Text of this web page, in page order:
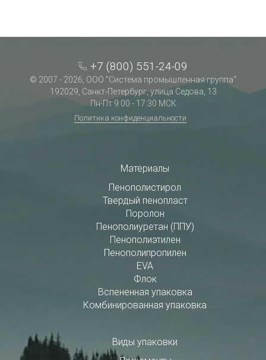
+7 (800) 551-24-09
© 2007 - 2026, ООО "Система промышленная группа"
192029, Санкт-Петербург, улица Седова, 13
Пн-Пт 9:00 - 17:30 МСК
Политика конфиденциальности
Материалы
Пенополистирол
Твердый пенопласт
Поролон
Пенополиуретан (ППУ)
Пенополиэтилен
Пенополипропилен
EVA
Флок
Вспененная упаковка
Комбинированная упаковка
Виды упаковки